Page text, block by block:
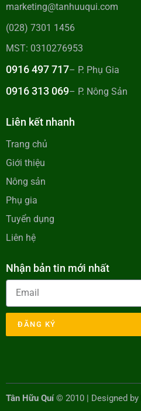
marketing@tanhuuqui.com
(028) 7301 1456
MST: 0310276953
0916 497 717– P. Phụ Gia
0916 313 069– P. Nông Sản
Liên kết nhanh
Trang chủ
Giới thiệu
Nông sản
Phụ gia
Tuyển dụng
Liên hệ
Nhận bản tin mới nhất
ĐĂNG KÝ
Tân Hữu Quí© 2010 | Designed by